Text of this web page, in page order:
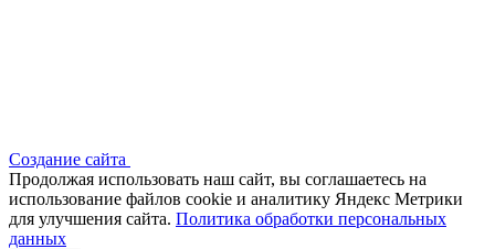
Создание сайта
Продолжая использовать наш сайт, вы соглашаетесь на
использование файлов сооkіе и аналитику Яндекс Метрики
для улучшения сайта. Политика обработки персональных
данных